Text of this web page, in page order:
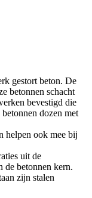
gestort beton. De
betonnen schacht
bevestigd die
dozen met
helpen ook mee bij
uit de
de betonnen kern.
zijn stalen